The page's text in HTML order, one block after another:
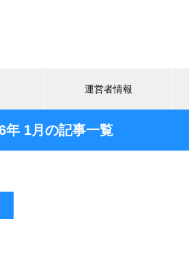
運営者情報
年 1月の記事一覧